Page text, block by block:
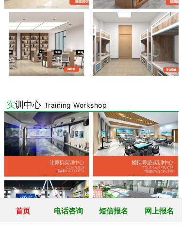
实训中心 Training Workshop
首页 电话咨询 短信报名 网上报名